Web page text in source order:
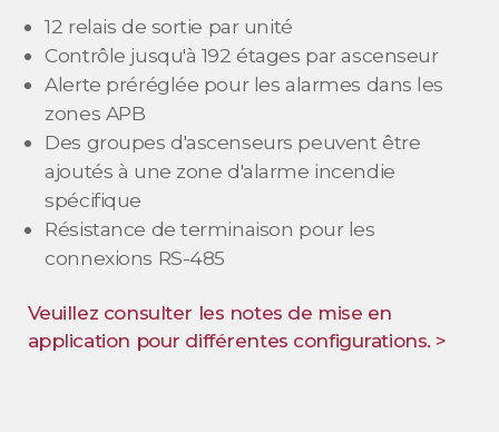
12 relais de sortie par unité
Contrôle jusqu'à 192 étages par ascenseur
Alerte préréglée pour les alarmes dans les
zones APB
Des groupes d'ascenseurs peuvent être
ajoutés à une zone d'alarme incendie
spécifique
Résistance de terminaison pour les
connexions RS-485
Veuillez consulter les notes de mise en
application pour différentes configurations. >